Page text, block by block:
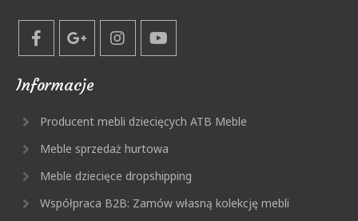
Informacje
Producent mebli dziecięcych ATB Meble
Meble sprzedaż hurtowa
Meble dziecięce dropshipping
Współpraca B2B: Zamów własną kolekcję mebli